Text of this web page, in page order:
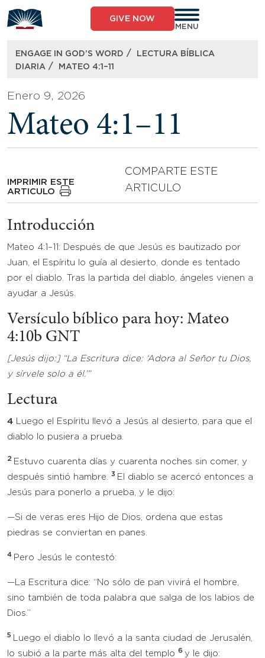
to
content
GIVE NOW
MENU
ENGAGE IN GOD’S WORD /
LECTURA BÍBLICA
DIARIA / MATEO 4:1–11
Enero 9, 2026
Mateo 4:1–11
IMPRIMIR ESTE
ARTICULO
COMPARTE ESTE
ARTICULO
Introducción
Mateo 4:1–11: Después de que Jesús es bautizado por
Juan, el Espíritu lo guía al desierto, donde es tentado
por el diablo. Tras la partida del diablo, ángeles vienen a
ayudar a Jesús.
Versículo bíblico para hoy: Mateo
4:10b GNT
[Jesús dijo:] “La Escritura dice: ‘Adora al Señor tu Dios,
y sírvele solo a él.’”
Lectura
4
Luego el Espíritu llevó a Jesús al desierto, para que el
diablo lo pusiera a prueba.
2 Estuvo cuarenta días y cuarenta noches sin comer, y
después sintió hambre.
3 El diablo se acercó entonces a
Jesús para ponerlo a prueba, y le dijo:
—Si de veras eres Hijo de Dios, ordena que estas
piedras se conviertan en panes.
4 Pero Jesús le contestó:
—La Escritura dice: “No sólo de pan vivirá el hombre,
sino también de toda palabra que salga de los labios de
Dios.”
5
Luego el diablo lo llevó a la santa ciudad de Jerusalén,
lo subió a la parte más alta del templo 6 y le dijo: